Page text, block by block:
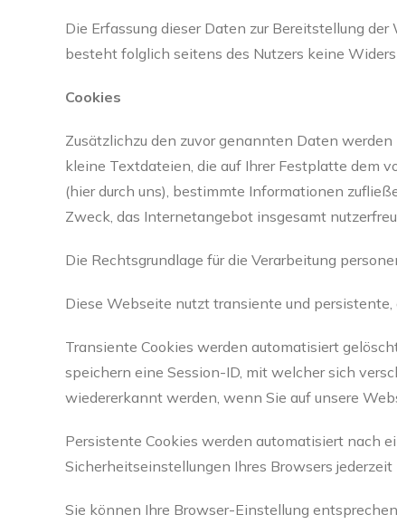
Die Erfassung dieser Daten zur Bereitstellung
besteht folglich seitens des Nutzers keine
Cookies
Zusätzlichzu den zuvor genannten Daten
kleine Textdateien, die auf Ihrer Festplatte dem
(hier durch uns), bestimmte Informationen
Zweck, das Internetangebot insgesamt
Die Rechtsgrundlage für die Verarbeitung
Diese Webseite nutzt transiente und
Transiente Cookies werden automatisiert
speichern eine Session-ID, mit welcher sich
wiedererkannt werden, wenn Sie auf unsere
Persistente Cookies werden automatisiert nach
Sicherheitseinstellungen Ihres Browsers jederzeit
Sie können Ihre Browser-Einstellung